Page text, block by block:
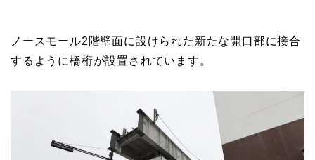
ノースモール2階壁面に設けられた新たな開口部に接合
するように橋桁が設置されています。